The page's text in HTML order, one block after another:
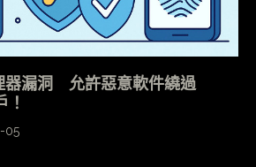
漏洞 允許惡意軟件繞過
05